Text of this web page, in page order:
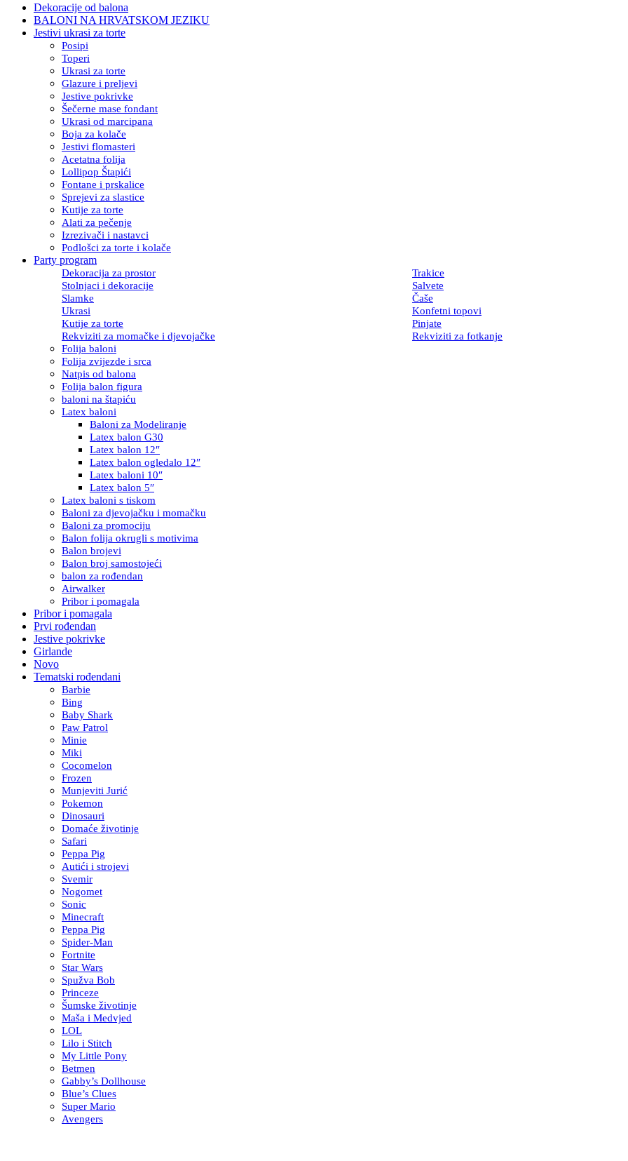
Dekoracije od balona
BALONI NA HRVATSKOM JEZIKU
Jestivi ukrasi za torte
Posipi
Toperi
Ukrasi za torte
Glazure i preljevi
Jestive pokrivke
Šečerne mase fondant
Ukrasi od marcipana
Boja za kolače
Jestivi flomasteri
Acetatna folija
Lollipop Štapići
Fontane i prskalice
Sprejevi za slastice
Kutije za torte
Alati za pečenje
Izrezivači i nastavci
Podlošci za torte i kolače
Party program
Dekoracija za prostor
Trakice
Stolnjaci i dekoracije
Salvete
Slamke
Čaše
Ukrasi
Konfetni topovi
Kutije za torte
Pinjate
Rekviziti za momačke i djevojačke
Rekviziti za fotkanje
Folija baloni
Folija zvijezde i srca
Natpis od balona
Folija balon figura
baloni na štapiću
Latex baloni
Baloni za Modeliranje
Latex balon G30
Latex balon 12″
Latex balon ogledalo 12″
Latex baloni 10″
Latex balon 5″
Latex baloni s tiskom
Baloni za djevojačku i momačku
Baloni za promociju
Balon folija okrugli s motivima
Balon brojevi
Balon broj samostojeći
balon za rođendan
Airwalker
Pribor i pomagala
Pribor i pomagala
Prvi rođendan
Jestive pokrivke
Girlande
Novo
Tematski rođendani
Barbie
Bing
Baby Shark
Paw Patrol
Minie
Miki
Cocomelon
Frozen
Munjeviti Jurić
Pokemon
Dinosauri
Domaće životinje
Safari
Peppa Pig
Autići i strojevi
Svemir
Nogomet
Sonic
Minecraft
Peppa Pig
Spider-Man
Fortnite
Star Wars
Spužva Bob
Princeze
Šumske životinje
Maša i Medvjed
LOL
Lilo i Stitch
My Little Pony
Betmen
Gabby’s Dollhouse
Blue’s Clues
Super Mario
Avengers